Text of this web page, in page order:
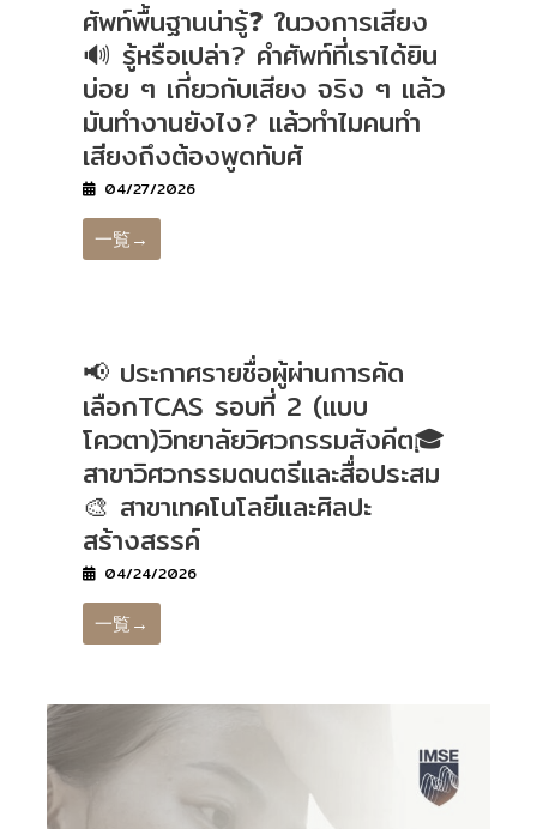
ศัพท์พื้นฐานน่ารู้❓ ในวงการเสียง
🔊 รู้หรือเปล่า? คำศัพท์ที่เราได้ยิน
บ่อย ๆ เกี่ยวกับเสียง จริง ๆ แล้ว
มันทำงานยังไง? แล้วทำไมคนทำ
เสียงถึงต้องพูดทับศั
04/27/2026
一覧→
📢 ประกาศรายชื่อผู้ผ่านการคัด
เลือกTCAS รอบที่ 2 (แบบ
โควตา)วิทยาลัยวิศวกรรมสังคีต🎓
สาขาวิศวกรรมดนตรีและสื่อประสม
🎨 สาขาเทคโนโลยีและศิลปะ
สร้างสรรค์
04/24/2026
一覧→